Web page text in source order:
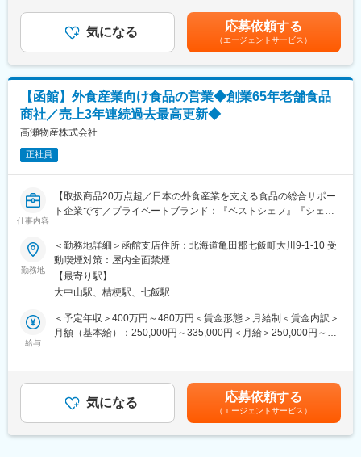
■当社業務の特徴：
・当社は公共工事のトンネル工事、高速道路（青函トンネル、名
神高速道路等の国家プロジェクト）やPC橋梁等の大型公共工事の
の下請けの公共工事です。北海道をメインに全国各地の工事を担
当しております。
■入社後の流れ：
・本社研修（1週間程度）→現場研修（1ヵ月程度）→研修センタ
■組織構成：
・現在は約65名の技術者が活躍しております（20～50代まで幅広
■同社の魅力：
(1)施工実績…トンネル約120ヶ所以上、橋梁約220箇所以上（海
当・資格手当・遠隔地手当・トンネル手当・住宅手当等、手当が
充実しています。(4)大成建設をはじめスーパーゼネコン各社から
工事を請負い、青函トンネルや北陸・北海道新幹線などの公共プ
ロジェクトに関与してきました。(5)ベトナム事業所を設立し、現
立。(6)未経験から専門知識・スキルをつけていけます。
■変形労働時間制：1週間の平均労働時間40時間以内
＞有＜残業手当＞有＜給与補足＞■昇給：年1回（4月）■賞与：年
2回（7月・12月）※2025年実績平均6.0ヶ月分■その他固定手当：
現場手当■社員の平均年収：約826万円（役員、中途入社、休職者
を除く）※年齢ではなく経験や実績、職責や職務によって給与や手
当に差が出ます賃金はあくまでも目安の金額であり、選考を通じ
て上下する可能性があります。月給(月額)は固定手当を含めた表記
です。
気になる 応募依頼する
（エージェントサービス）
【函館】外食産業向け食品の営業◆創業65年老舗食品
商社／売上3年連続過去最高更新◆
髙瀬物産株式会社
正社員
仕事内容
【取扱商品20万点超／日本の外食産業を支える食品の総合サポー
ト企業です／プライベートブランド：『ベストシェフ』『シェフ
◆業務内容
食品専門商社として、外食産業（飲食店・ホテル・ゴルフ場な
ど）に対する業務用食品を中心とした営業活動をお任せします。
ご自身が提案した商品がお客様のお店のメニューに並ぶことに、
やりがいや面白味を感じることができる方を歓迎します。
◆具体的には
き、顧客に最適な商品を提案。
・顧客フォローアップ
-定期訪問・関係構築: 納品後の状況確認や新たなニーズのヒアリ
勤務地
＜勤務地詳細＞函館支店住所：北海道亀田郡七飯町大川9-1-10 受
動喫煙対策：屋内全面禁煙
【最寄り駅】
大中山駅、桔梗駅、七飯駅
給与
＜予定年収＞400万円～480万円＜賃金形態＞月給制＜賃金内訳＞
月額（基本給）：250,000円～335,000円＜月給＞250,000円～
り、選考を通じて上下する可能性があります。月給(月額)は固定手
当を含めた表記です。
気になる 応募依頼する
（エージェントサービス）